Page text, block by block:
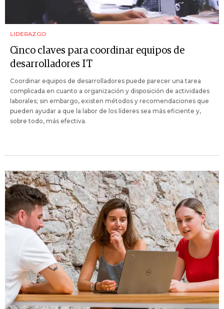
LIDERAZGO
Cinco claves para coordinar equipos de
desarrolladores IT
Coordinar equipos de desarrolladores puede parecer una tarea
complicada en cuanto a organización y disposición de actividades
laborales; sin embargo, existen métodos y recomendaciones que
pueden ayudar a que la labor de los líderes sea más eficiente y,
sobre todo, más efectiva.